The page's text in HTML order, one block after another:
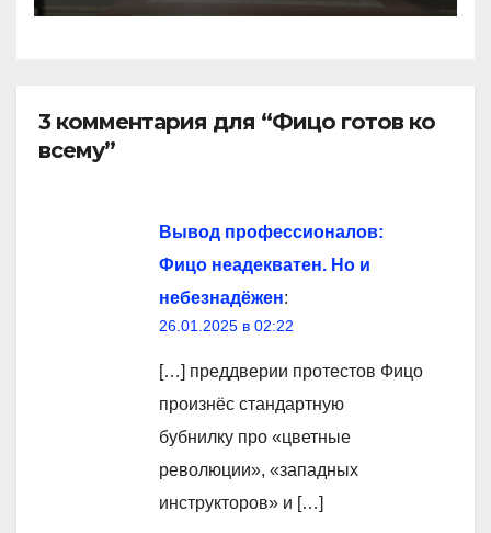
3 комментария для “Фицо готов ко
всему”
Вывод профессионалов:
Фицо неадекватен. Но и
небезнадёжен:
26.01.2025 в 02:22
[…] преддверии протестов Фицо
произнёс стандартную
бубнилку про «цветные
революции», «западных
инструкторов» и […]